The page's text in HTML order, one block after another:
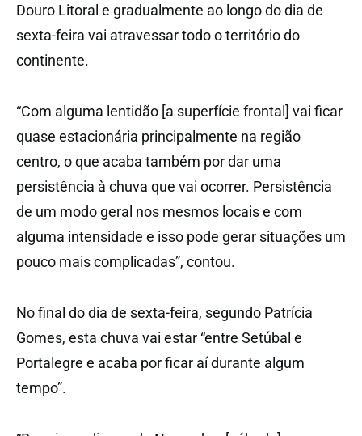
Douro Litoral e gradualmente ao longo do dia de
sexta-feira vai atravessar todo o território do
continente.
“Com alguma lentidão [a superfície frontal] vai ficar
quase estacionária principalmente na região
centro, o que acaba também por dar uma
persistência à chuva que vai ocorrer. Persistência
de um modo geral nos mesmos locais e com
alguma intensidade e isso pode gerar situações um
pouco mais complicadas”, contou.
No final do dia de sexta-feira, segundo Patrícia
Gomes, esta chuva vai estar “entre Setúbal e
Portalegre e acaba por ficar aí durante algum
tempo”.